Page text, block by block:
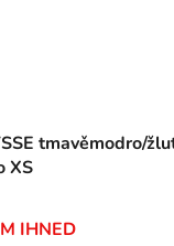
tmavěmodro/
XS
IHNED